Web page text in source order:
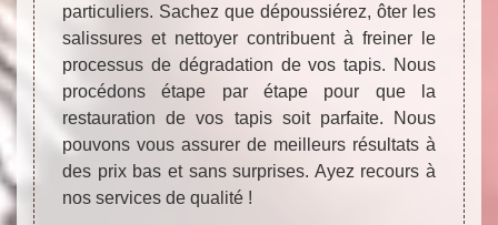
particuliers. Sachez que dépoussiérez, ôter les
salissures et nettoyer contribuent à freiner le
processus de dégradation de vos tapis. Nous
procédons étape par étape pour que la
restauration de vos tapis soit parfaite. Nous
pouvons vous assurer de meilleurs résultats à
des prix bas et sans surprises. Ayez recours à
nos services de qualité !